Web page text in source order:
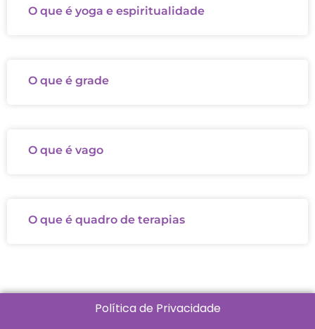
O que é yoga e espiritualidade
O que é grade
O que é vago
O que é quadro de terapias
Política de Privacidade